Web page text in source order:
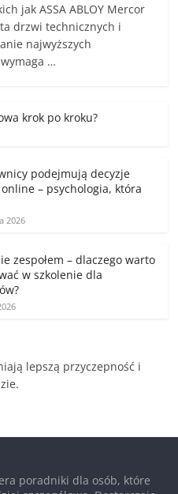
jak ASSA ABLOY Mercor
drzwi technicznych i
najwyższych
…
krok po kroku?
podejmują decyzje
– psychologia, która
2026
zespołem – dlaczego warto
w szkolenie dla
lepszą przyczepność i
poradniki dla osób, które